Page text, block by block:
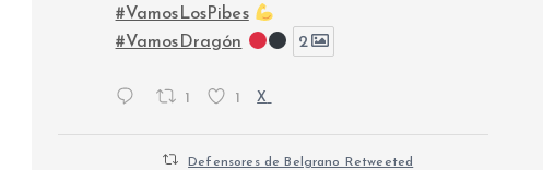
#VamosLosPibes
#VamosDragón
2
1 1 X
Defensores de Belgrano Retweeted